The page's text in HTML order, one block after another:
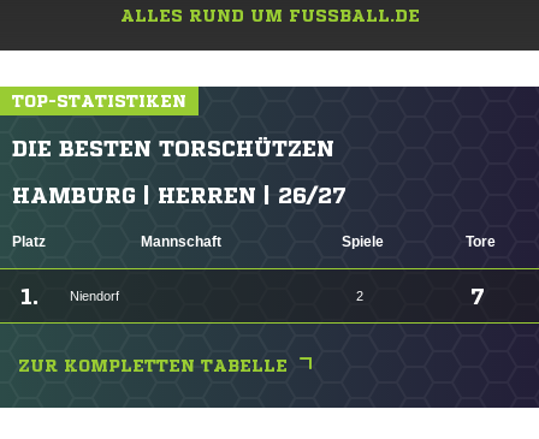
ALLES RUND UM FUSSBALL.DE
TOP-STATISTIKEN
DIE BESTEN TORSCHÜTZEN
HAMBURG | HERREN | 26/27
Platz Mannschaft Spiele Tore
1. Niendorf 2 7
ZUR KOMPLETTEN TABELLE